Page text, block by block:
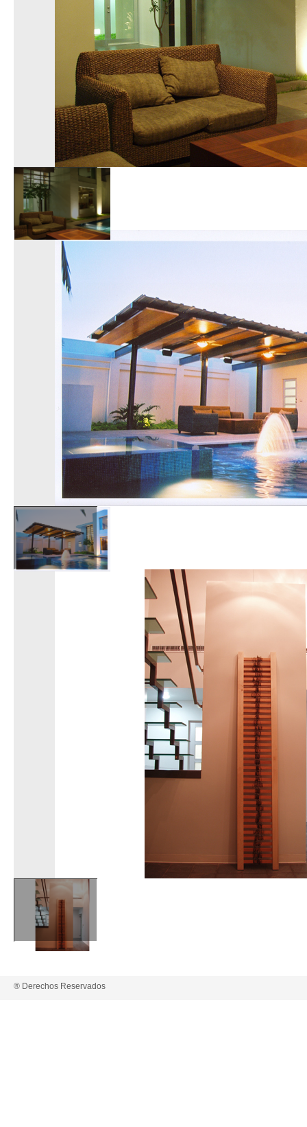
® Derechos Reservados